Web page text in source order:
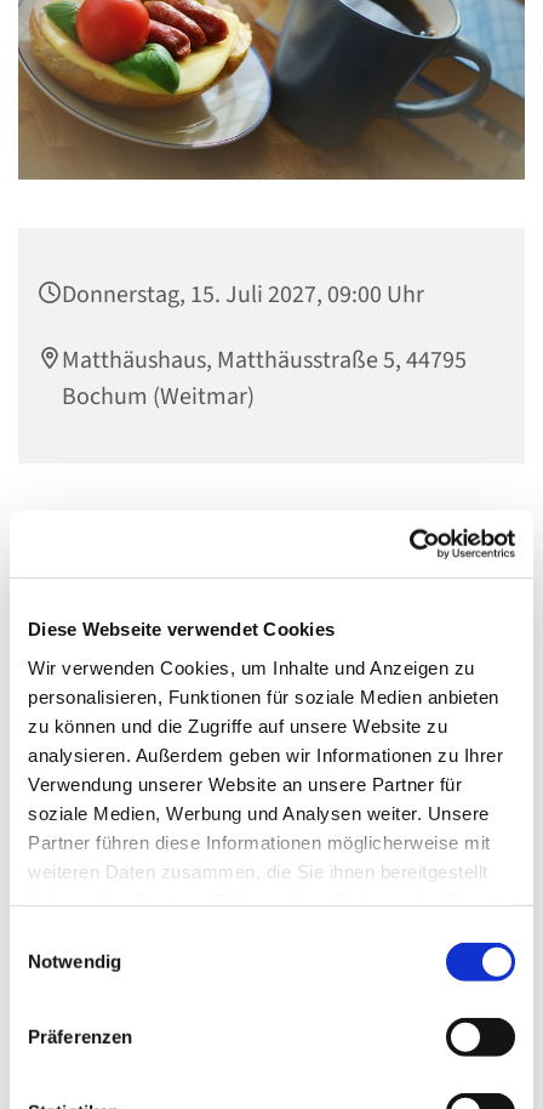
Diese Webseite verwendet Cookies
Wir verwenden Cookies, um Inhalte und Anzeigen zu
personalisieren, Funktionen für soziale Medien anbieten
zu können und die Zugriffe auf unsere Website zu
analysieren. Außerdem geben wir Informationen zu Ihrer
Verwendung unserer Website an unsere Partner für
soziale Medien, Werbung und Analysen weiter. Unsere
Partner führen diese Informationen möglicherweise mit
weiteren Daten zusammen, die Sie ihnen bereitgestellt
Notwendig
Präferenzen
Donnerstag, 15. Juli 2027, 09:00 Uhr
Matthäushaus, Matthäusstraße 5, 44795
Bochum (Weitmar)
Dies könnte Sie auch interessieren